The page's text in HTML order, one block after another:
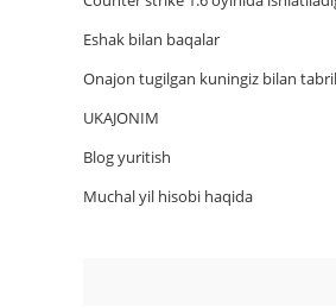
Eshak bilan baqalar
Onajon tugilgan kuningiz bilan
UKAJONIM
Blog yuritish
Muchal yil hisobi haqida